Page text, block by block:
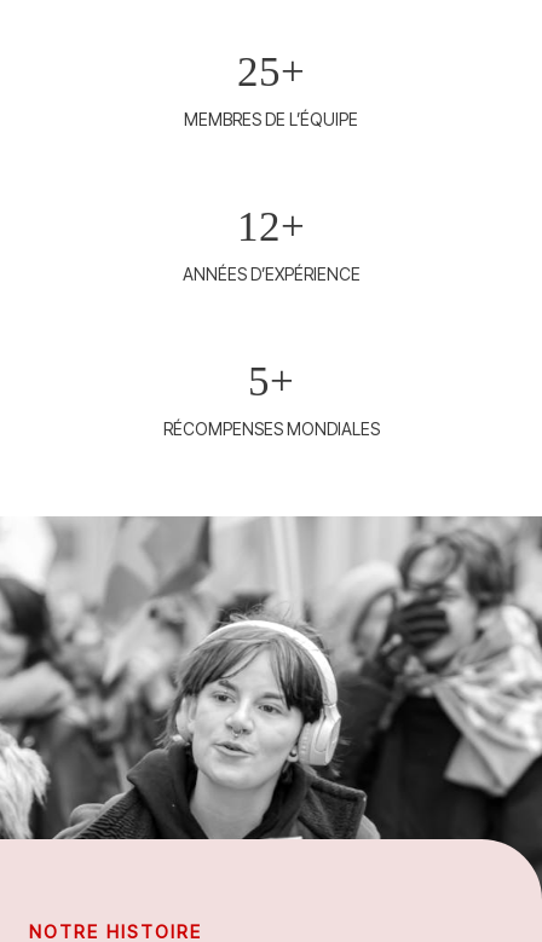
25+
MEMBRES DE L’ÉQUIPE
12+
ANNÉES D’EXPÉRIENCE
5+
RÉCOMPENSES MONDIALES
NOTRE HISTOIRE